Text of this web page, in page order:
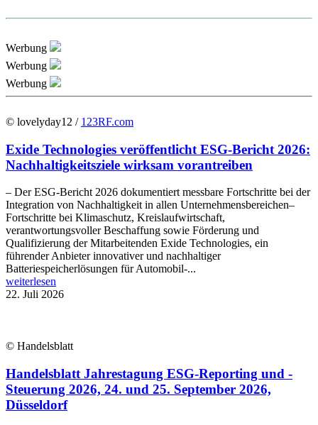
Werbung
Werbung
Werbung
© lovelyday12 / 123RF.com
Exide Technologies veröffentlicht ESG-Bericht 2026:
Nachhaltigkeitsziele wirksam vorantreiben
– Der ESG-Bericht 2026 dokumentiert messbare Fortschritte bei der
Integration von Nachhaltigkeit in allen Unternehmensbereichen–
Fortschritte bei Klimaschutz, Kreislaufwirtschaft,
verantwortungsvoller Beschaffung sowie Förderung und
Qualifizierung der Mitarbeitenden Exide Technologies, ein
führender Anbieter innovativer und nachhaltiger
Batteriespeicherlösungen für Automobil-...
weiterlesen
22. Juli 2026
© Handelsblatt
Handelsblatt Jahrestagung ESG-Reporting und -
Steuerung 2026, 24. und 25. September 2026,
Düsseldorf